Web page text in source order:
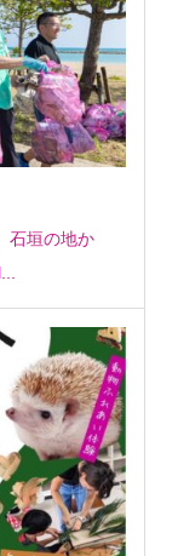
石垣の地か